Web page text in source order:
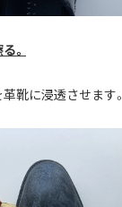
。
靴に浸透させます。